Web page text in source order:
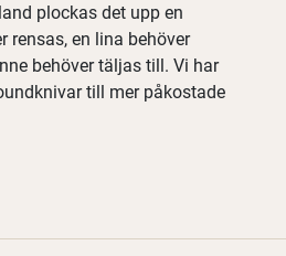
plockas det upp en
rensas, en lina behöver
behöver täljas till. Vi har
till mer påkostade